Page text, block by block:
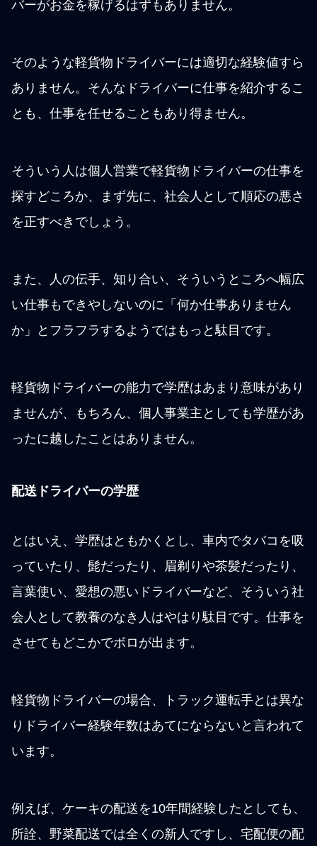
バーがお金を稼げるはずもありません。
そのような軽貨物ドライバーには適切な経験値すら
ありません。そんなドライバーに仕事を紹介するこ
とも、仕事を任せることもあり得ません。
そういう人は個人営業で軽貨物ドライバーの仕事を
探すどころか、まず先に、社会人として順応の悪さ
を正すべきでしょう。
また、人の伝手、知り合い、そういうところへ幅広
い仕事もできやしないのに「何か仕事ありません
か」とフラフラするようではもっと駄目です。
軽貨物ドライバーの能力で学歴はあまり意味があり
ませんが、もちろん、個人事業主としても学歴があ
ったに越したことはありません。
配送ドライバーの学歴
とはいえ、学歴はともかくとし、車内でタバコを吸
っていたり、髭だったり、眉剃りや茶髪だったり、
言葉使い、愛想の悪いドライバーなど、そういう社
会人として教養のなき人はやはり駄目です。仕事を
させてもどこかでボロが出ます。
軽貨物ドライバーの場合、トラック運転手とは異な
りドライバー経験年数はあてにならないと言われて
います。
例えば、ケーキの配送を10年間経験したとしても、
所詮、野菜配送では全くの新人ですし、宅配便の配